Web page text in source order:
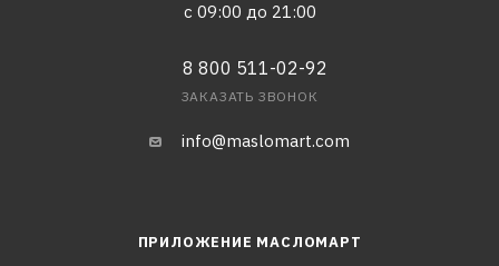
с 09:00 до 21:00
8 800 511-02-92
ЗАКАЗАТЬ ЗВОНОК
info@maslomart.com
ПРИЛОЖЕНИЕ МАСЛОМАРТ